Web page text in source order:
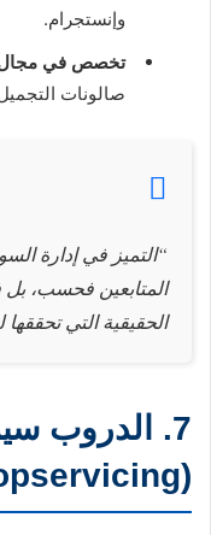
وإنستجرام.
تخصص في
صالونات
“التميز في إدارة
المتابعين فحسب، بل
الحقيقية التي تحققها
7. الدروب
(Dropservicing) بطريقة ذكية